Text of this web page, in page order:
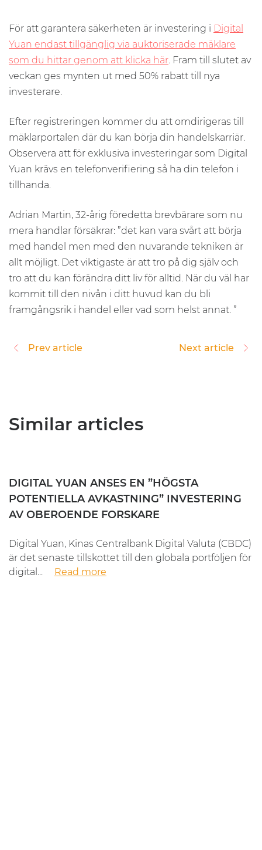
För att garantera säkerheten är investering i Digital
Yuan endast tillgänglig via auktoriserade mäklare
som du hittar genom att klicka här. Fram till slutet av
veckan ges mynten ut med 50% rabatt till nya
investerare.
Efter registreringen kommer du att omdirigeras till
mäklarportalen där du kan börja din handelskarriär.
Observera att för exklusiva investeringar som Digital
Yuan krävs en telefonverifiering så ha din telefon i
tillhanda.
Adrian Martin, 32-årig föredetta brevbärare som nu
mera handlar försäkrar: ”det kan vara svårt att börja
med handel men med den nuvarande tekniken är
allt möjligt. Det viktigaste är att tro på dig själv och
tro att du kan förändra ditt liv för alltid. När du väl har
kommit till den nivån i ditt huvud kan du bli
framgångsrik i handel eller vad som helst annat. ”
Prev article Next article
Similar articles
DIGITAL YUAN ANSES EN ”HÖGSTA
POTENTIELLA AVKASTNING” INVESTERING
AV OBEROENDE FORSKARE
Digital Yuan, Kinas Centralbank Digital Valuta (CBDC)
är det senaste tillskottet till den globala portföljen för
digital...
Read more